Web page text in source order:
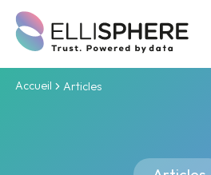
Accueil Articles